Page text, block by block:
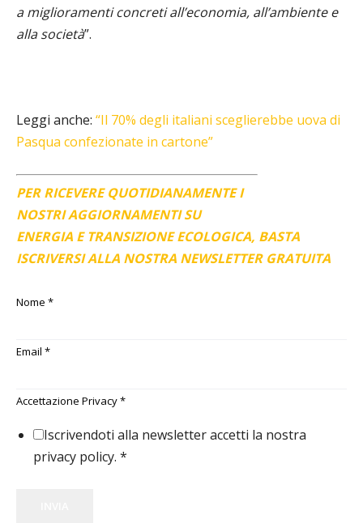
a miglioramenti concreti all’economia, all’ambiente e
alla società”.
Leggi anche: “Il 70% degli italiani sceglierebbe uova di
Pasqua confezionate in cartone”
PER RICEVERE QUOTIDIANAMENTE I
NOSTRI AGGIORNAMENTI SU
ENERGIA E TRANSIZIONE ECOLOGICA, BASTA
ISCRIVERSI ALLA NOSTRA NEWSLETTER GRATUITA
Nome *
Email *
Accettazione Privacy*
Iscrivendoti alla newsletter accetti la nostra
privacy policy. *